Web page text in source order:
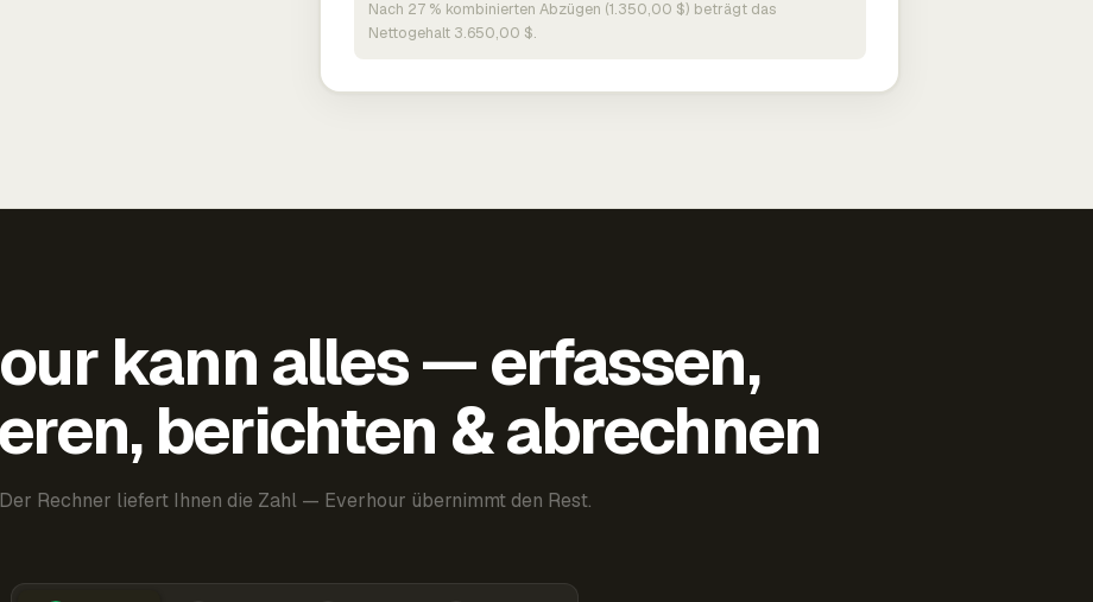
Nach 27 % kombinierten Abzügen (1.350,00 $) beträgt das
Nettogehalt 3.650,00 $.
kann alles — erfassen,
berichten & abrechnen
Der Rechner liefert Ihnen die Zahl — Everhour übernimmt den Rest.